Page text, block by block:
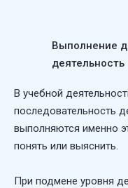
Выполнение
В учебной
последовательность
выполняются именно
понять или выяснить.
При подмене уровня